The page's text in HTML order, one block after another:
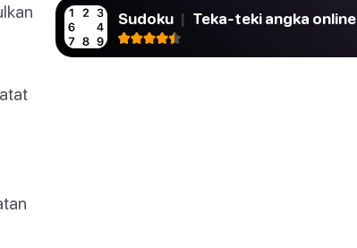
Sudoku | Teka-teki angka online